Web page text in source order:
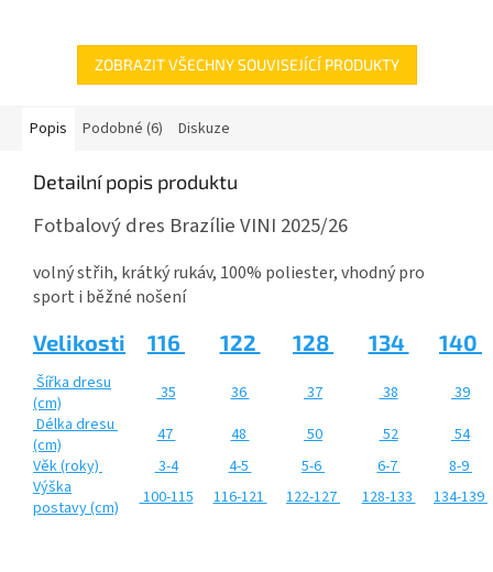
ZOBRAZIT VŠECHNY SOUVISEJÍCÍ PRODUKTY
Popis Podobné (6) Diskuze
Detailní popis produktu
Fotbalový dres Brazílie VINI 2025/26
volný střih, krátký rukáv, 100% poliester, vhodný pro
sport i běžné nošení
Velikosti 116 122 128 134 140
Šířka dresu
(cm)
35 36 37 38
39
Délka dresu
(cm)
47 48 50 52
54
Věk (roky)
3-4 4-5 5-6 6-7
8-9
Výška
postavy (cm)
100-115 116-121 122-127 128-133 134-139